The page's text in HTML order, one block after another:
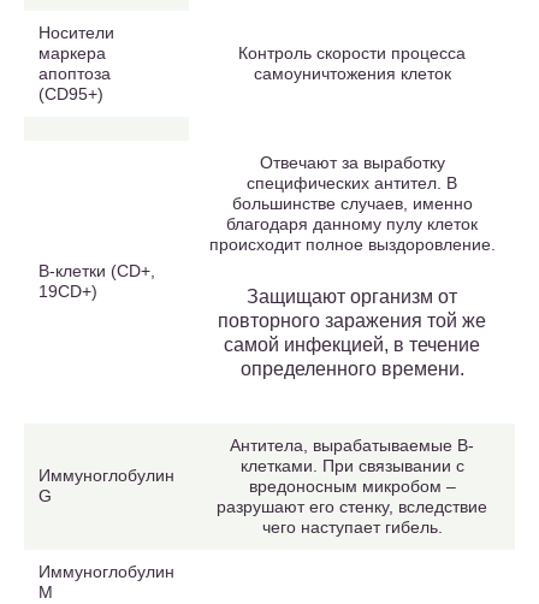
Носители
маркера
апоптоза
(CD95+)
Контроль скорости процесса
самоуничтожения клеток
В-клетки (CD+,
19CD+)
Отвечают за выработку
специфических антител. В
большинстве случаев, именно
благодаря данному пулу клеток
происходит полное выздоровление.
Защищают организм от
повторного заражения той же
самой инфекцией, в течение
определенного времени.
Иммуноглобулин
G
Антитела, вырабатываемые В-
клетками. При связывании с
вредоносным микробом –
разрушают его стенку, вследствие
чего наступает гибель.
Иммуноглобулин
M